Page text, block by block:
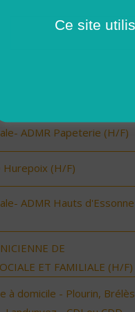
du Canton de Limours
Rivières (H/F)
ADMR Canton de Limours
ADMR Papeterie (H/F)
Hurepoix (H/F)
ADMR Hauts d'Essonne
DE
ET FAMILIALE (H/F)
à domicile - Plourin,
Ce site